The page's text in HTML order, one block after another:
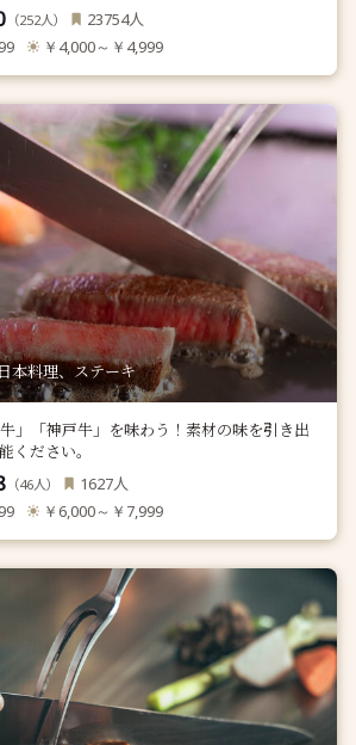
（252人） 23754人
￥4,000～￥4,999
本料理、ステーキ
」「神戸牛」を味わう！素材の味を引き出
ください。
（46人） 1627人
￥6,000～￥7,999